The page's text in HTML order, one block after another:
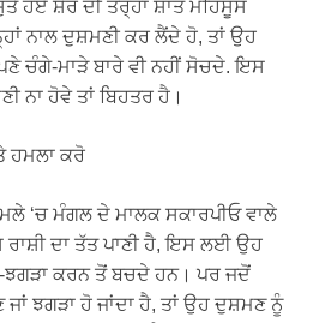
ਹੋਏ ਸ਼ੇਰ ਦੀ ਤਰ੍ਹਾਂ ਸ਼ਾਂਤ ਮਹਿਸੂਸ
ਨਾਲ ਦੁਸ਼ਮਣੀ ਕਰ ਲੈਂਦੇ ਹੋ, ਤਾਂ ਉਹ
ਚੰਗੇ-ਮਾੜੇ ਬਾਰੇ ਵੀ ਨਹੀਂ ਸੋਚਦੇ. ਇਸ
ਨਾ ਹੋਵੇ ਤਾਂ ਬਿਹਤਰ ਹੈ।
ਹਮਲਾ ਕਰੋ
‘ਚ ਮੰਗਲ ਦੇ ਮਾਲਕ ਸਕਾਰਪੀਓ ਵਾਲੇ
ਦਾ ਤੱਤ ਪਾਣੀ ਹੈ, ਇਸ ਲਈ ਉਹ
ਝਗੜਾ ਕਰਨ ਤੋਂ ਬਚਦੇ ਹਨ। ਪਰ ਜਦੋਂ
ਝਗੜਾ ਹੋ ਜਾਂਦਾ ਹੈ, ਤਾਂ ਉਹ ਦੁਸ਼ਮਣ ਨੂੰ